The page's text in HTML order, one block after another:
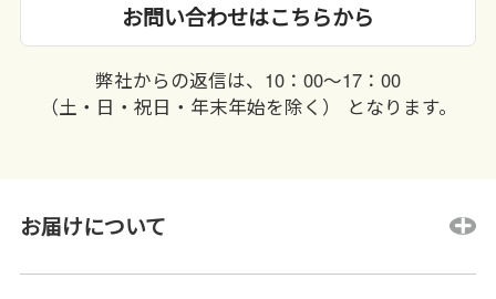
お問い合わせはこちらから
弊社からの返信は、10：00〜17：00
（土・日・祝日・年末年始を除く） となります。
お届けについて